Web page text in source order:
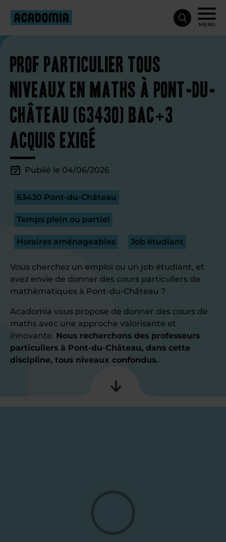
MENU
Prof particulier tous
niveaux en maths à Pont-du-
Château (63430) Bac+3
acquis exigé
Publié le 04/06/2026
63430 Pont-du-Château
Temps plein ou partiel
Horaires aménageables Job étudiant
Vous cherchez un emploi ou un job étudiant, et
avez envie de donner des cours particuliers de
mathématiques à Pont-du-Château ?
Acadomia vous propose de donner des cours de
maths avec une approche valorisante et
innovante. Nous recherchons des professeurs
particuliers à Pont-du-Château, dans cette
discipline, tous niveaux confondus.